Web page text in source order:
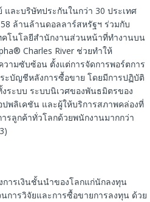
และบริษัทประกันในกว่า 30 ประเทศ
ล้านล้านดอลลาร์สหรัฐฯ ร่วมกับ
คโนโลยีสำนักงานส่วนหน้าที่ทำงานบน
Charles River ช่วยทำให้
ามซับซ้อน ตั้งแต่การจัดการพอร์ตการ
ะบัญชีหลังการซื้อขาย โดยมีการปฏิบัติ
ระบบ ระบบนิเวศของพันธมิตรของ
ปพลิเคชัน และผู้ให้บริการสภาพคล่องที่
ลูกค้าทั่วโลกด้วยพนักงานมากกว่า
การเงินชั้นนำของโลกแก่นักลงทุน
การวิจัยและการซื้อขายการลงทุน ด้วย